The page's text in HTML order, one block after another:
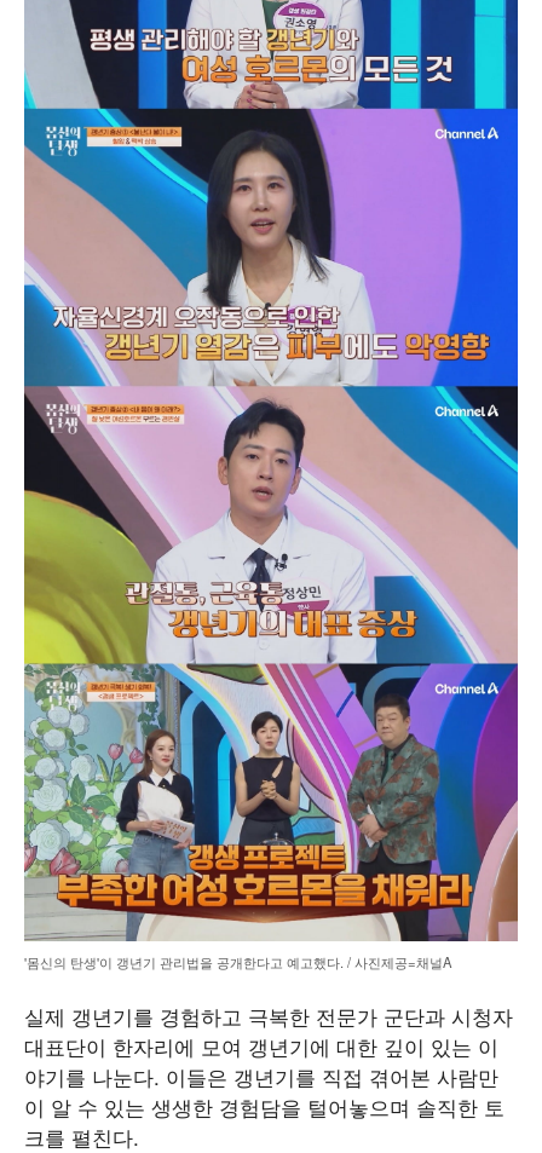
'몸신의 탄생'이 갱년기 관리법을 공개한다고 예고했다. / 사진제공=채널A
실제 갱년기를 경험하고 극복한 전문가 군단과 시청자
대표단이 한자리에 모여 갱년기에 대한 깊이 있는 이
야기를 나눈다. 이들은 갱년기를 직접 겪어본 사람만
이 알 수 있는 생생한 경험담을 털어놓으며 솔직한 토
크를 펼친다.